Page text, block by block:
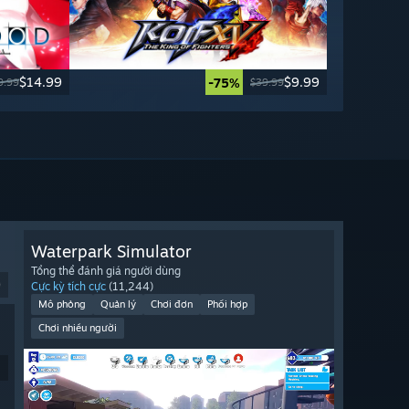
$14.99 -75% $39.99$9.99
Waterpark Simulator
Tổng thể đánh giá người dùng
Cực kỳ tích cực (11,244)
Mô phỏng Quản lý Chơi đơn
Phối hợp
Chơi nhiều người